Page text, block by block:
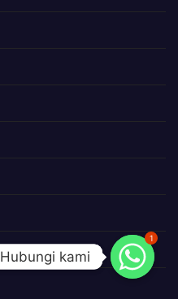
1
Hubungi kami
Hubungi kami